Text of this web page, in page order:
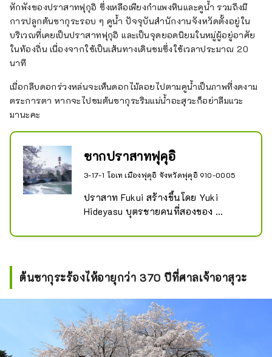
หักพังของปราสาทฟุกุอิ ซึ่งเหลือเพียงกำแพงหินและคูน้ำ รวมถึงมี
การปลูกต้นซากุระรอบ ๆ คูน้ำ ปัจจุบันสำนักงานจังหวัดตั้งอยู่ใน
บริเวณที่เคยเป็นปราสาทฟุกุอิ และเป็นจุดยอดนิยมในหมู่ผู้อยู่อาศัย
ในท้องถิ่น เนื่องจากใช้เป็นเส้นทางเดินชมซึ่งใช้เวลาประมาณ 20
นาที
เมื่อกลีบดอกร่วงหล่นจะเห็นดอกไม้ลอยไปตามคูน้ำเป็นภาพที่งดงาม
ตระการตา หากจะไปชมต้นซากุระริมแม่น้ำอะสุวะก็อย่าลืมแวะ
มานะคะ
ซากปราสาทฟุคุอิ
3-17-1 โอเท เมืองฟุคุอิ จังหวัดฟุคุอิ 910-0005
ปราสาท Fukui สร้างขึ้นโดย Yuki
Hideyasu บุตรชายคนที่สองของ
แรกของ Fukui ในช่วงสมัย Edo
เมืองปราสาทของตระกูล Echizen
Matsudaira ซึ่งเป็นขุนนางศักดินาของ
ปัจจุบันเหลือเพียงกำแพงหินและคูเมือง
ในฤดูใบไม้ผลิ คูเมืองจะเต็มไปด้วยต้น
ซากุระ และเป็นที่รู้จักกันว่าจุดชมซากุระ
ต้นซากุระร้องไห้อายุกว่า 370 ปีที่ศาลเจ้าอาสุวะ